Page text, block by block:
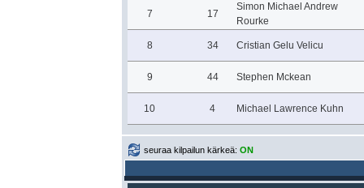
7 17
Simon Michael Andrew
Rourke
8 34 Cristian Gelu Velicu
9 44 Stephen Mckean
10 4 Michael Lawrence Kuhn
seuraa kilpailun kärkeä: ON